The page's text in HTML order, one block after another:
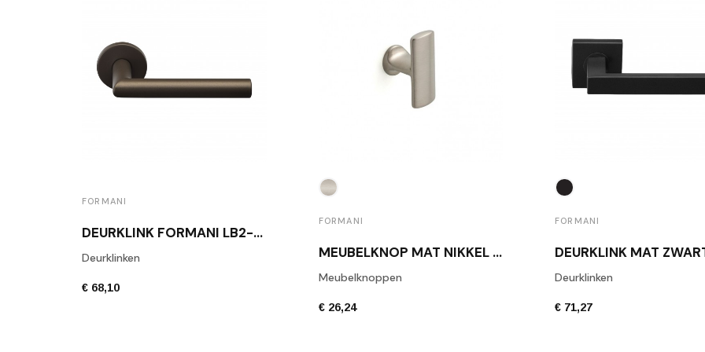
FORMANI
DEURKLINK FORMANI LB2-19 BR BRONS
Deurklinken
€ 68,10
FORMANI
MEUBELKNOP MAT NIKKEL 1929M NS
Meubelknoppen
€ 26,24
FORMANI
Deurklinken
€ 71,27